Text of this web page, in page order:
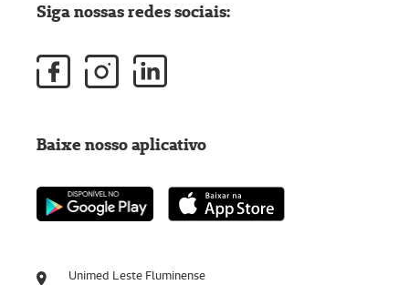
Unimed Leste Fluminense
Siga nossas redes sociais:
Baixe nosso aplicativo